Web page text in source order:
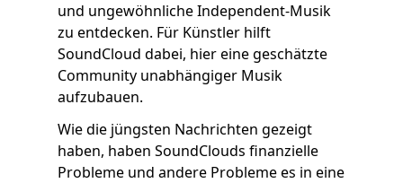
und ungewöhnliche Independent-Musik
zu entdecken. Für Künstler hilft
SoundCloud dabei, hier eine geschätzte
Community unabhängiger Musik
aufzubauen.
Wie die jüngsten Nachrichten gezeigt
haben, haben SoundClouds finanzielle
Probleme und andere Probleme es in eine